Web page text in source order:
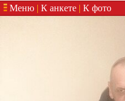
Меню | К анкете | К фото